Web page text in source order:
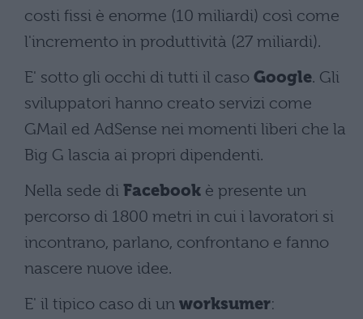
costi fissi è enorme (10 miliardi) così come
l'incremento in produttività (27 miliardi).
E' sotto gli occhi di tutti il caso Google. Gli
sviluppatori hanno creato servizi come
GMail ed AdSense nei momenti liberi che la
Big G lascia ai propri dipendenti.
Nella sede di Facebook è presente un
percorso di 1800 metri in cui i lavoratori si
incontrano, parlano, confrontano e fanno
nascere nuove idee.
E' il tipico caso di un worksumer: